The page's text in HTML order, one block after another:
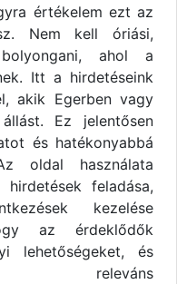
értékelem ezt az
Nem kell óriási,
ahol a
Itt a hirdetéseink
akik Egerben vagy
Ez jelentősen
és hatékonyabbá
oldal használata
feladása,
kezelése
az érdeklődők
lehetőségeket, és
releváns